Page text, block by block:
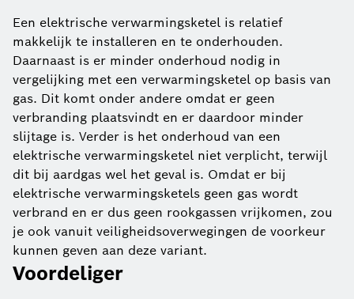
Een elektrische verwarmingsketel is relatief
makkelijk te installeren en te onderhouden.
Daarnaast is er minder onderhoud nodig in
vergelijking met een verwarmingsketel op basis van
gas. Dit komt onder andere omdat er geen
verbranding plaatsvindt en er daardoor minder
slijtage is. Verder is het onderhoud van een
elektrische verwarmingsketel niet verplicht, terwijl
dit bij aardgas wel het geval is. Omdat er bij
elektrische verwarmingsketels geen gas wordt
verbrand en er dus geen rookgassen vrijkomen, zou
je ook vanuit veiligheidsoverwegingen de voorkeur
kunnen geven aan deze variant.
Voordeliger